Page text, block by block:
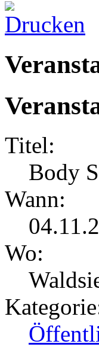
Titel:
Body
Wann:
Wo: